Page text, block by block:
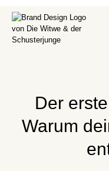
Der
Warum